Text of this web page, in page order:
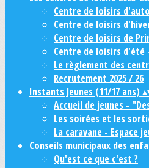
Centre de loisirs
Centre de loisirs
Centre de loisirs de
Centre de loisirs d'été
Le règlement des
Recrutement 2025 / 26
Instants Jeunes (11/17 ans) ▴
Accueil de jeunes -
Les soirées et les
La caravane - Espace
Conseils municipaux des
Qu'est ce que c'est ?